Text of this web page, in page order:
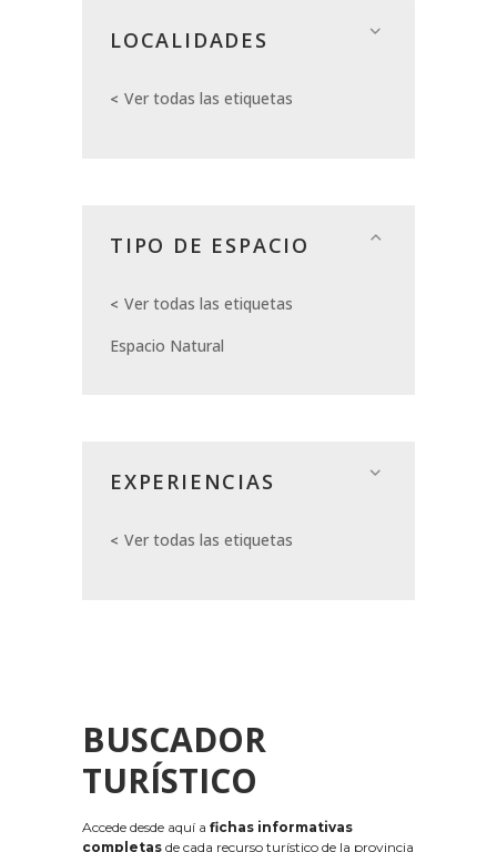
LOCALIDADES
Ver todas las etiquetas
TIPO DE ESPACIO
Ver todas las etiquetas
Espacio Natural
EXPERIENCIAS
Ver todas las etiquetas
BUSCADOR
TURÍSTICO
Accede desde aquí a fichas informativas
completas de cada recurso turístico de la provincia